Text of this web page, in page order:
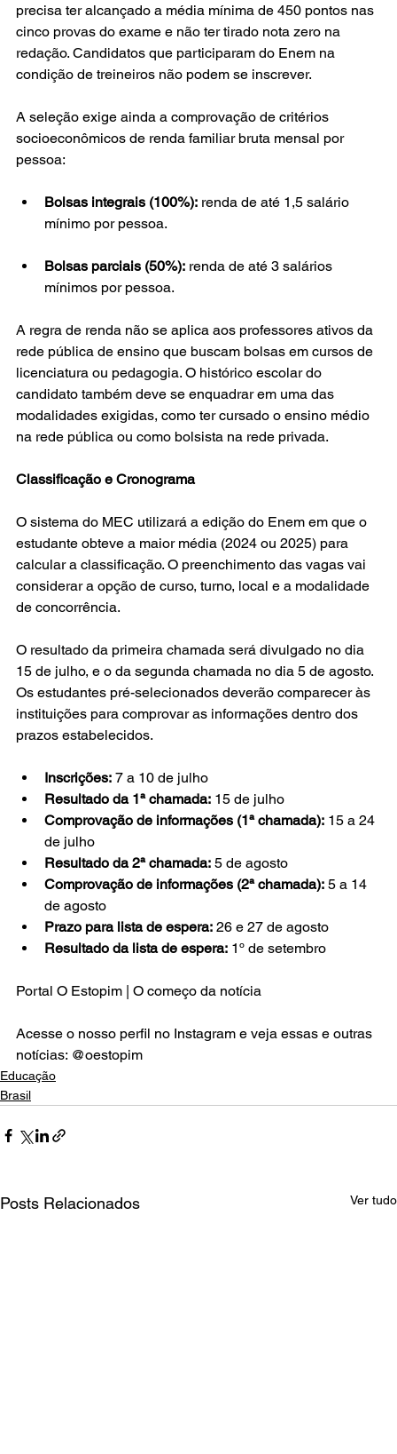
precisa ter alcançado a média mínima de 450 pontos nas
cinco provas do exame e não ter tirado nota zero na
redação. Candidatos que participaram do Enem na
condição de treineiros não podem se inscrever.
A seleção exige ainda a comprovação de critérios
socioeconômicos de renda familiar bruta mensal por
pessoa:
Bolsas integrais (100%): renda de até 1,5 salário
mínimo por pessoa.
Bolsas parciais (50%): renda de até 3 salários
mínimos por pessoa.
A regra de renda não se aplica aos professores ativos da
rede pública de ensino que buscam bolsas em cursos de
licenciatura ou pedagogia. O histórico escolar do
candidato também deve se enquadrar em uma das
modalidades exigidas, como ter cursado o ensino médio
na rede pública ou como bolsista na rede privada.
Classificação e Cronograma
O sistema do MEC utilizará a edição do Enem em que o
estudante obteve a maior média (2024 ou 2025) para
calcular a classificação. O preenchimento das vagas vai
considerar a opção de curso, turno, local e a modalidade
de concorrência.
O resultado da primeira chamada será divulgado no dia
15 de julho, e o da segunda chamada no dia 5 de agosto.
Os estudantes pré-selecionados deverão comparecer às
instituições para comprovar as informações dentro dos
prazos estabelecidos.
Inscrições: 7 a 10 de julho
Resultado da 1ª chamada: 15 de julho
Comprovação de informações (1ª chamada): 15 a 24
de julho
Resultado da 2ª chamada: 5 de agosto
Comprovação de informações (2ª chamada): 5 a 14
de agosto
Prazo para lista de espera: 26 e 27 de agosto
Resultado da lista de espera: 1º de setembro
Portal O Estopim | O começo da notícia
Acesse o nosso perfil no Instagram e veja essas e outras
notícias: @oestopim
Educação
Brasil
Posts Relacionados Ver tudo